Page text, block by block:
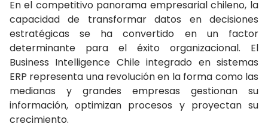
En el competitivo panorama empresarial chileno, la
capacidad de transformar datos en decisiones
estratégicas se ha convertido en un factor
determinante para el éxito organizacional. El
Business Intelligence Chile integrado en sistemas
ERP representa una revolución en la forma como las
medianas y grandes empresas gestionan su
información, optimizan procesos y proyectan su
crecimiento.